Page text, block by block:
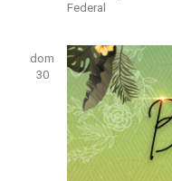
Federal
dom
30